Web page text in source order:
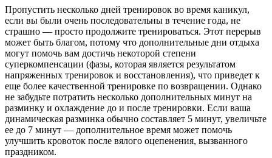
Пропустить несколько дней тренировок во время каникул,
если вы были очень последовательны в течение года, не
страшно — просто продолжите тренироваться. Этот перерыв
может быть благом, потому что дополнительные дни отдыха
могут помочь вам достичь некоторой степени
суперкомпенсации (фазы, которая является результатом
напряженных тренировок и восстанов­ления), что приведет к
еще более качественной тренировке по возвращении. Однако
не забудьте потратить несколько дополнительных минут на
разминку и охлаждение до и после тренировки. Если ваша
динамическая разминка обычно составляет 5 минут, увеличьте
ее до 7 минут — дополнительное время может помочь
улучшить кровоток после вялого оцепенения, вызванного
праздником.